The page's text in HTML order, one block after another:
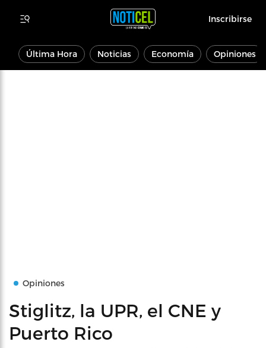
Inscribirse
Última Hora Noticias Economía Opiniones
Opiniones
Stiglitz, la UPR, el CNE y
Puerto Rico